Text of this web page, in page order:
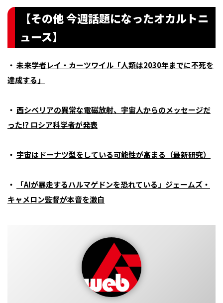
【その他 今週話題になったオカルトニ
ュース】
・ 未来学者レイ・カーツワイル「人類は2030年までに不死を
達成する」
・ 西シベリアの異常な電磁放射、宇宙人からのメッセージだ
った!? ロシア科学者が発表
・ 宇宙はドーナツ型をしている可能性が高まる（最新研究）
・
「AIが暴走するハルマゲドンを恐れている」ジェームズ・
キャメロン監督が本音を激白